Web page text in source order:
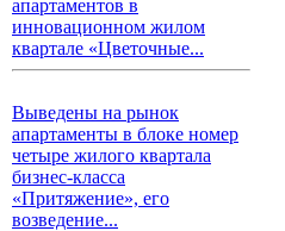
апартаментов в
инновационном жилом
квартале «Цветочные...
Выведены на рынок
апартаменты в блоке номер
четыре жилого квартала
бизнес-класса
«Притяжение», его
возведение...